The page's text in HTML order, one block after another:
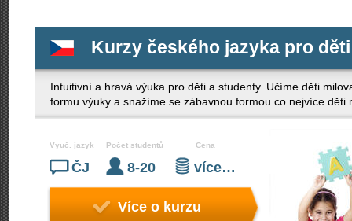
Kurzy českého jazyka pro děti
Intuitivní a hravá výuka pro děti a studenty. Učíme děti
formu výuky a snažíme se zábavnou formou co nejvíce děti
Vyuč. jazyk
ČJ
Počet studentů
8-20
Cena
více…
Více o kurzu